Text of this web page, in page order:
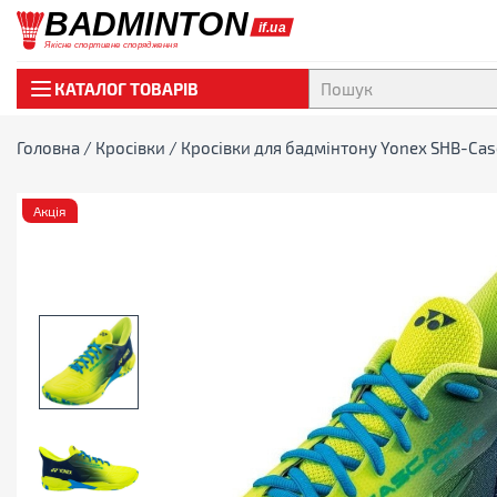
КАТАЛОГ ТОВАРІВ
Головна / Кросівки / Кросівки для бадмінтону Yonex SHB-
Акція